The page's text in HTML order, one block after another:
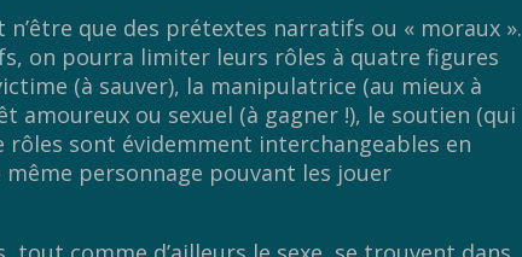
que des prétextes narratifs ou « moraux ».
on pourra limiter leurs rôles à quatre figures
(à sauver), la manipulatrice (au mieux à
amoureux ou sexuel (à gagner !), le soutien (qui
rôles sont évidemment interchangeables en
personnage pouvant les jouer